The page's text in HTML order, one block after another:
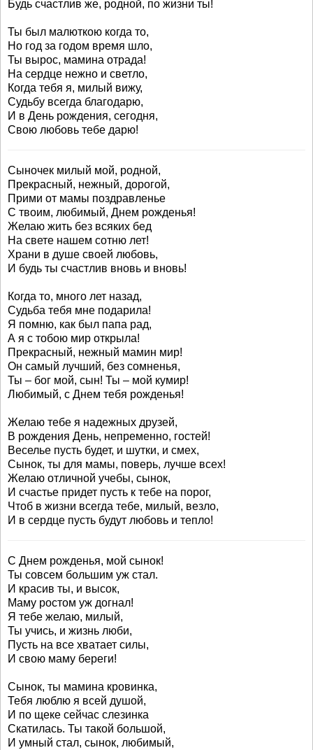
Будь счастлив же, родной, по жизни ты!
Ты был малюткою когда то,
Но год за годом время шло,
Ты вырос, мамина отрада!
На сердце нежно и светло,
Когда тебя я, милый вижу,
Судьбу всегда благодарю,
И в День рождения, сегодня,
Свою любовь тебе дарю!
Сыночек милый мой, родной,
Прекрасный, нежный, дорогой,
Прими от мамы поздравленье
С твоим, любимый, Днем рожденья!
Желаю жить без всяких бед
На свете нашем сотню лет!
Храни в душе своей любовь,
И будь ты счастлив вновь и вновь!
Когда то, много лет назад,
Судьба тебя мне подарила!
Я помню, как был папа рад,
А я с тобою мир открыла!
Прекрасный, нежный мамин мир!
Он самый лучший, без сомненья,
Ты – бог мой, сын! Ты – мой кумир!
Любимый, с Днем тебя рожденья!
Желаю тебе я надежных друзей,
В рождения День, непременно, гостей!
Веселье пусть будет, и шутки, и смех,
Сынок, ты для мамы, поверь, лучше всех!
Желаю отличной учебы, сынок,
И счастье придет пусть к тебе на порог,
Чтоб в жизни всегда тебе, милый, везло,
И в сердце пусть будут любовь и тепло!
С Днем рожденья, мой сынок!
Ты совсем большим уж стал.
И красив ты, и высок,
Маму ростом уж догнал!
Я тебе желаю, милый,
Ты учись, и жизнь люби,
Пусть на все хватает силы,
И свою маму береги!
Сынок, ты мамина кровинка,
Тебя люблю я всей душой,
И по щеке сейчас слезинка
Скатилась. Ты такой большой,
И умный стал, сынок, любимый,